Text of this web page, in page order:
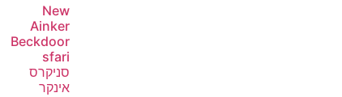
New
Ainker
Beckdoor
sfari
סניקרס
אינקר